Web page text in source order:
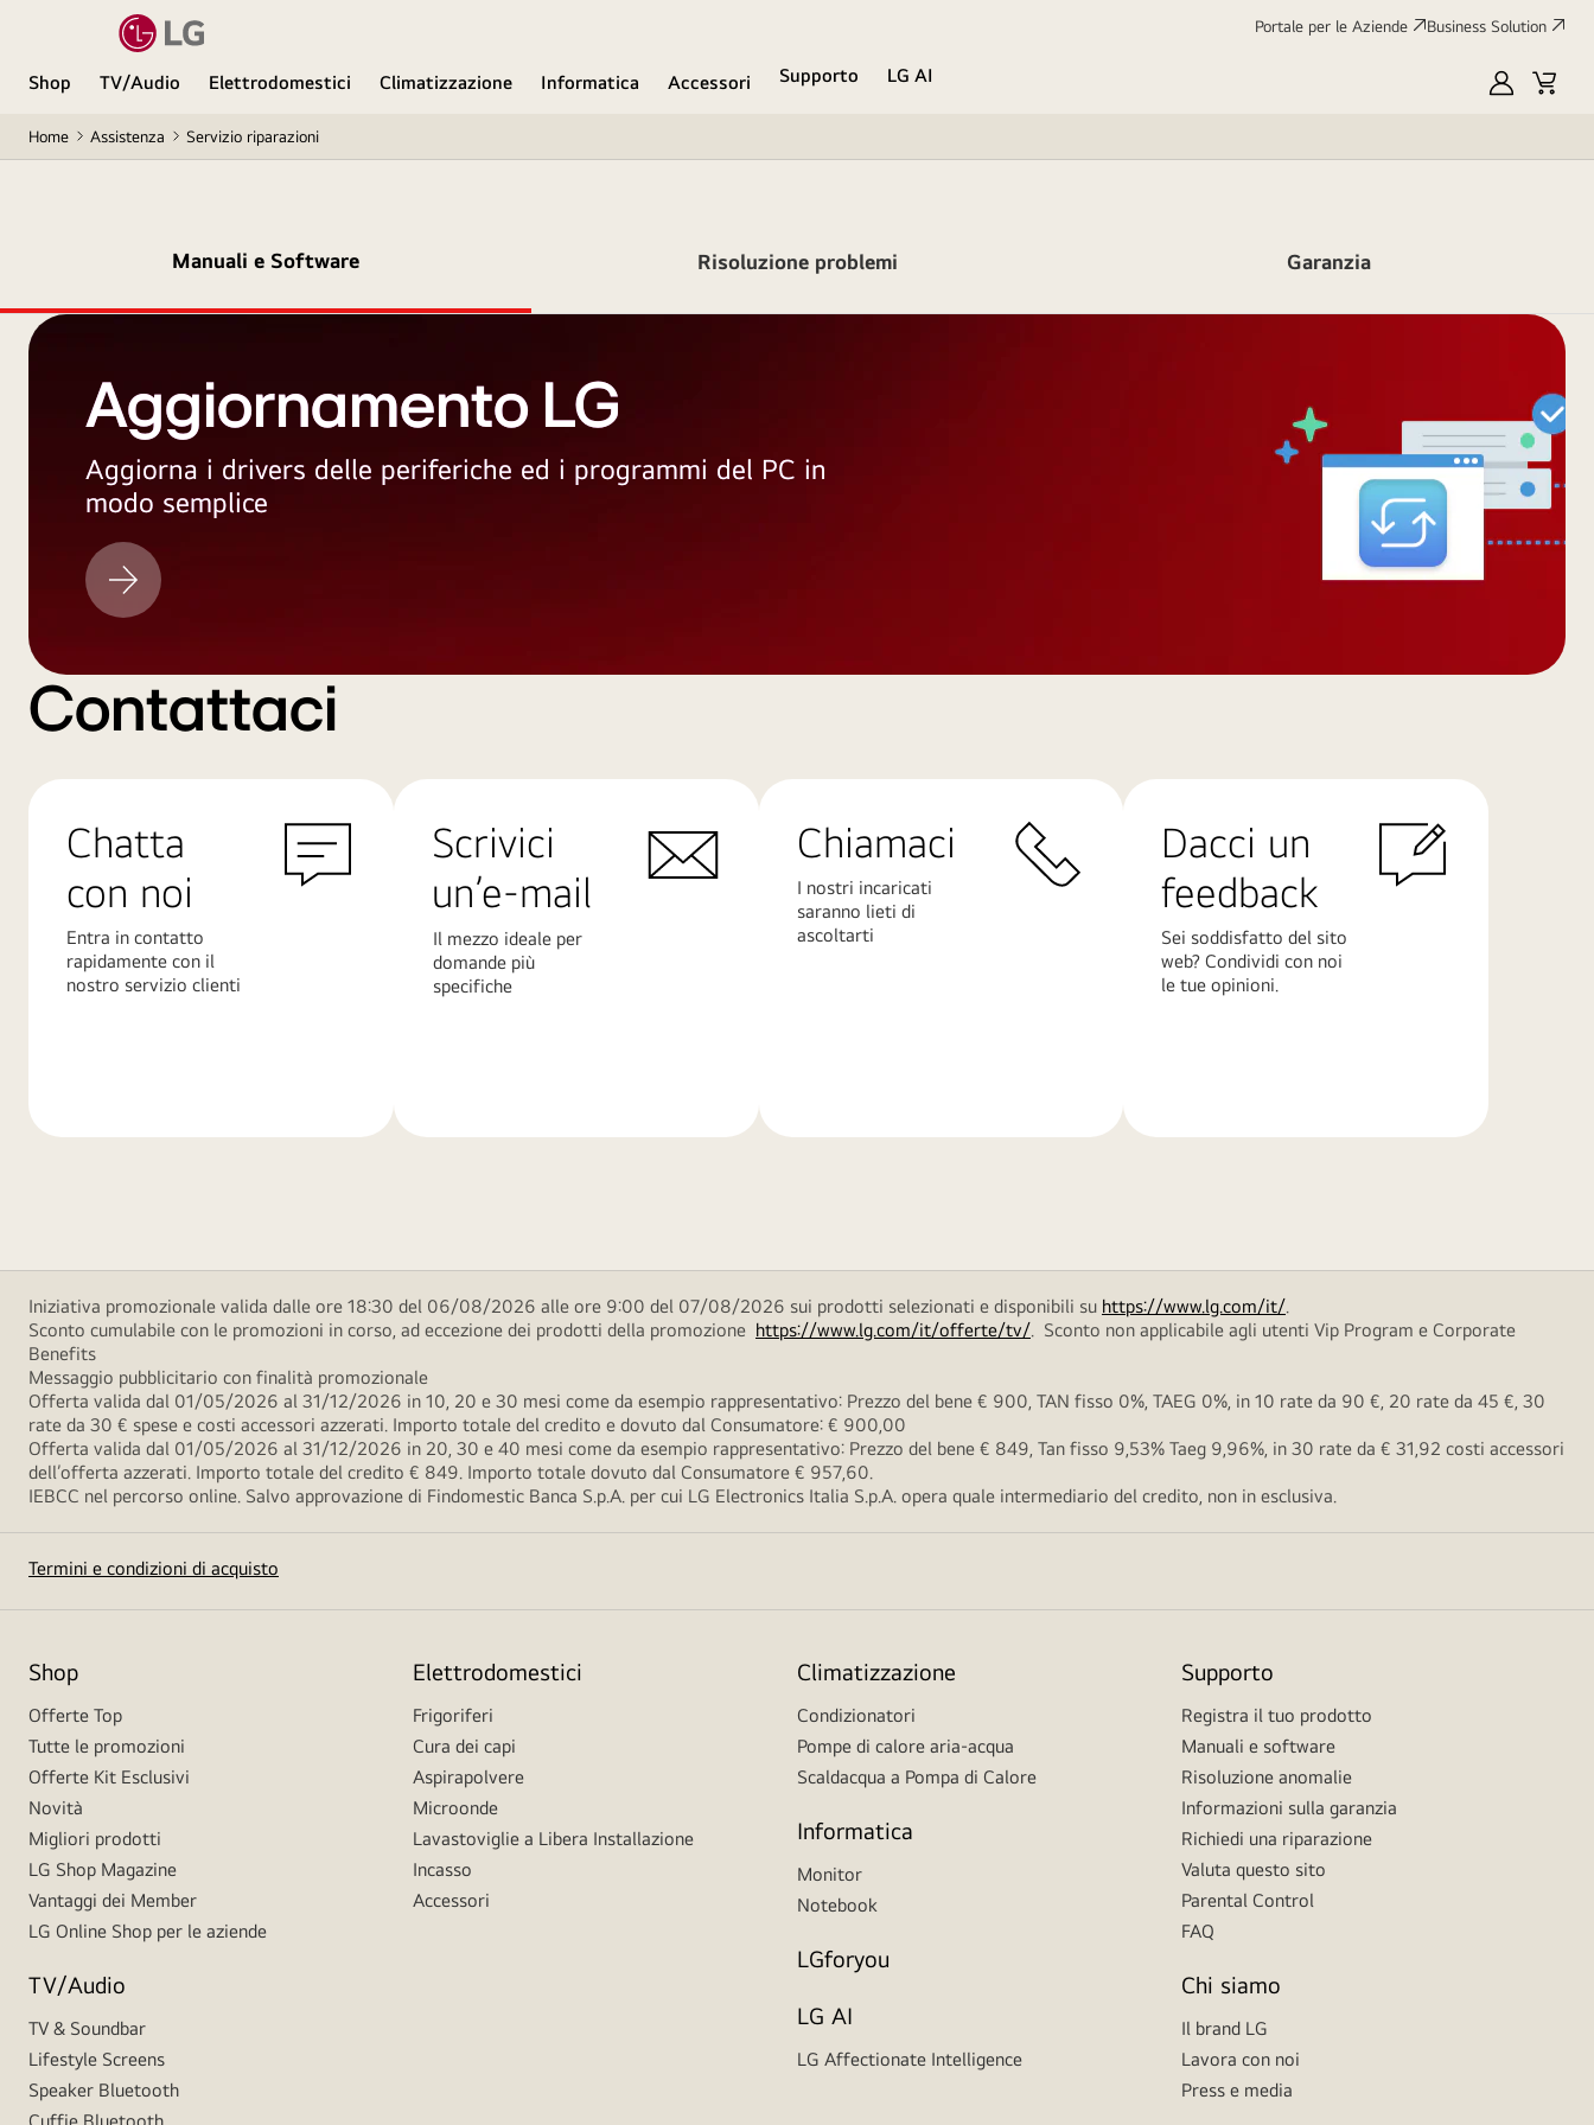
Portale per le Aziende Business Solution
Shop TV/Audio Elettrodomestici Climatizzazione Informatica Accessori Supporto
LG AI
My
Cart
Home Assistenza Servizio riparazioni
Manuali e Software Risoluzione problemi Garanzia
Aggiornamento LG
Aggiorna i drivers delle periferiche ed i programmi del PC in
modo semplice
Aggiornamento
LG
Contattaci
Chatta
con noi
Entra in contatto
rapidamente con il
nostro servizio clienti
Scrivici
un’e-mail
Il mezzo ideale per
domande più
specifiche
Chiamaci
I nostri incaricati
saranno lieti di
ascoltarti
Dacci un
feedback
Sei soddisfatto del sito
web? Condividi con noi
le tue opinioni.
Iniziativa promozionale valida dalle ore 18:30 del 06/08/2026 alle ore 9:00 del 07/08/2026 sui prodotti selezionati e disponibili su https://www.lg.com/it/.
Sconto cumulabile con le promozioni in corso, ad eccezione dei prodotti della promozione https://www.lg.com/it/offerte/tv/. Sconto non applicabile agli utenti Vip Program e Corporate
Benefits
Messaggio pubblicitario con finalità promozionale
Offerta valida dal 01/05/2026 al 31/12/2026 in 10, 20 e 30 mesi come da esempio rappresentativo: Prezzo del bene € 900, TAN fisso 0%, TAEG 0%, in 10 rate da 90 €, 20 rate da 45 €, 30
rate da 30 € spese e costi accessori azzerati. Importo totale del credito e dovuto dal Consumatore: € 900,00
Offerta valida dal 01/05/2026 al 31/12/2026 in 20, 30 e 40 mesi come da esempio rappresentativo: Prezzo del bene € 849, Tan fisso 9,53% Taeg 9,96%, in 30 rate da € 31,92 costi accessori
dell’offerta azzerati. Importo totale del credito € 849. Importo totale dovuto dal Consumatore € 957,60.
IEBCC nel percorso online. Salvo approvazione di Findomestic Banca S.p.A. per cui LG Electronics Italia S.p.A. opera quale intermediario del credito, non in esclusiva.
Termini e condizioni di acquisto
Shop
Offerte Top
Tutte le promozioni
Offerte Kit Esclusivi
Novità
Migliori prodotti
LG Shop Magazine
Vantaggi dei Member
LG Online Shop per le aziende
TV/Audio
TV & Soundbar
Lifestyle Screens
Speaker Bluetooth
Elettrodomestici
Frigoriferi
Cura dei capi
Aspirapolvere
Microonde
Lavastoviglie a Libera Installazione
Incasso
Accessori
Climatizzazione
Condizionatori
Pompe di calore aria-acqua
Scaldacqua a Pompa di Calore
Informatica
Monitor
Notebook
LGforyou
LG AI
LG Affectionate Intelligence
Supporto
Registra il tuo prodotto
Manuali e software
Risoluzione anomalie
Informazioni sulla garanzia
Richiedi una riparazione
Valuta questo sito
Parental Control
FAQ
Chi siamo
Il brand LG
Lavora con noi
Press e media